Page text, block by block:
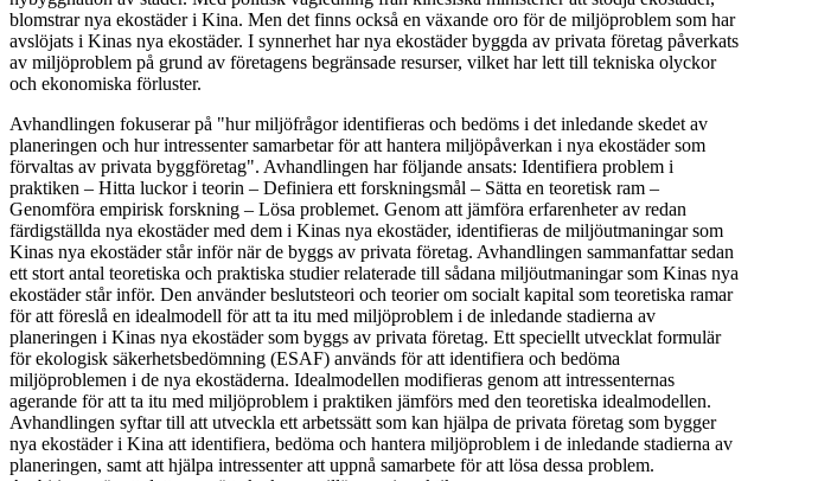
blomstrar nya ekostäder i Kina. Men det finns också en växande oro för de miljöproblem som har
avslöjats i Kinas nya ekostäder. I synnerhet har nya ekostäder byggda av privata företag påverkats
av miljöproblem på grund av företagens begränsade resurser, vilket har lett till tekniska olyckor
och ekonomiska förluster.
Avhandlingen fokuserar på "hur miljöfrågor identifieras och bedöms i det inledande skedet av
planeringen och hur intressenter samarbetar för att hantera miljöpåverkan i nya ekostäder som
förvaltas av privata byggföretag". Avhandlingen har följande ansats: Identifiera problem i
praktiken – Hitta luckor i teorin – Definiera ett forskningsmål – Sätta en teoretisk ram –
Genomföra empirisk forskning – Lösa problemet. Genom att jämföra erfarenheter av redan
färdigställda nya ekostäder med dem i Kinas nya ekostäder, identifieras de miljöutmaningar som
Kinas nya ekostäder står inför när de byggs av privata företag. Avhandlingen sammanfattar sedan
ett stort antal teoretiska och praktiska studier relaterade till sådana miljöutmaningar som Kinas nya
ekostäder står inför. Den använder beslutsteori och teorier om socialt kapital som teoretiska ramar
för att föreslå en idealmodell för att ta itu med miljöproblem i de inledande stadierna av
planeringen i Kinas nya ekostäder som byggs av privata företag. Ett speciellt utvecklat formulär
för ekologisk säkerhetsbedömning (ESAF) används för att identifiera och bedöma
miljöproblemen i de nya ekostäderna. Idealmodellen modifieras genom att intressenternas
agerande för att ta itu med miljöproblem i praktiken jämförs med den teoretiska idealmodellen.
Avhandlingen syftar till att utveckla ett arbetssätt som kan hjälpa de privata företag som bygger
nya ekostäder i Kina att identifiera, bedöma och hantera miljöproblem i de inledande stadierna av
planeringen, samt att hjälpa intressenter att uppnå samarbete för att lösa dessa problem.